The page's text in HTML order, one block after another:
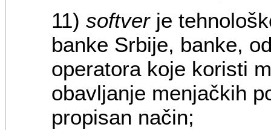
11) softverje
banke Srbije, banke,
operatora koje koristi
obavljanje menjačkih
propisan način;